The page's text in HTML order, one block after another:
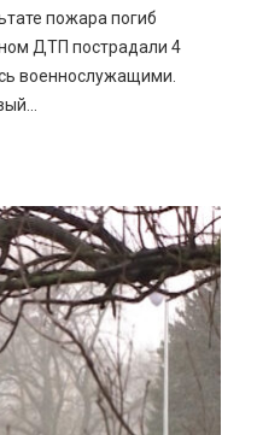
пожара погиб
ДТП пострадали 4
военнослужащими.